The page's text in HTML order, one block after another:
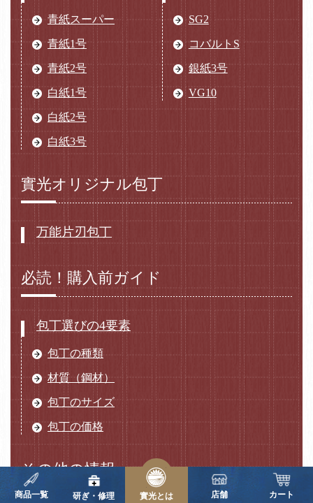
青紙スーパー
青紙1号
青紙2号
白紙1号
白紙2号
白紙3号
SG2
コバルトS
銀紙3号
VG10
實光オリジナル包丁
万能片刃包丁
必読！購入前ガイド
包丁選びの4要素
包丁の種類
材質（鋼材）
包丁のサイズ
包丁の価格
その他の情報
商品一覧 研ぎ・修理 實光とは 店舗 カート